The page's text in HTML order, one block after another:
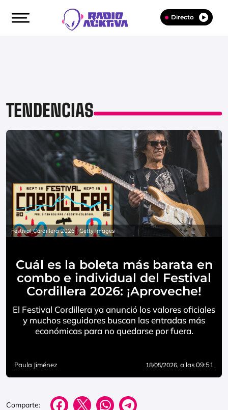
Directo
TENDENCIAS
Festival Cordillera 2026 | Getty Images
Cuál es la boleta más barata en
combo e individual del Festival
Cordillera 2026: ¡Aproveche!
El Festival Cordillera ya anunció los valores oficiales
y muchos seguidores buscan las entradas más
económicas para no quedarse por fuera.
Paula Jiménez 18/05/2026, a las 09:51
Comparte: